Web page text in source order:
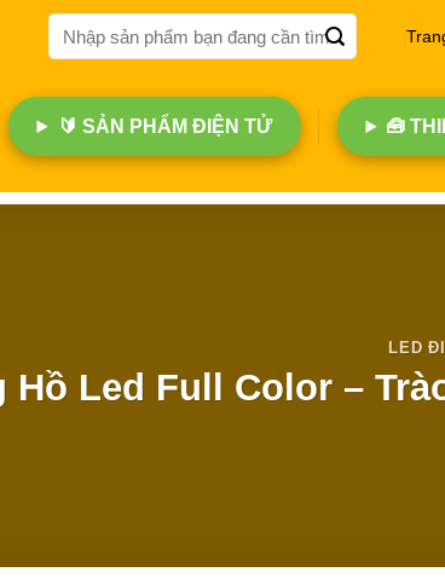
Tìm
kiếm:
🔰 SẢN PHẨM ĐIỆN TỬ 🧰
LED
Hồ Led Full Color –